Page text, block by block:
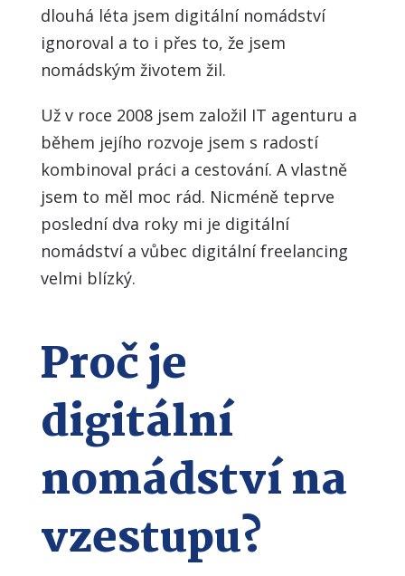
dlouhá léta jsem digitální nomádství
ignoroval a to i přes to, že jsem
nomádským životem žil.
Už v roce 2008 jsem založil IT agenturu a
během jejího rozvoje jsem s radostí
kombinoval práci a cestování. A vlastně
jsem to měl moc rád. Nicméně teprve
poslední dva roky mi je digitální
nomádství a vůbec digitální freelancing
velmi blízký.
Proč je
digitální
nomádství na
vzestupu?